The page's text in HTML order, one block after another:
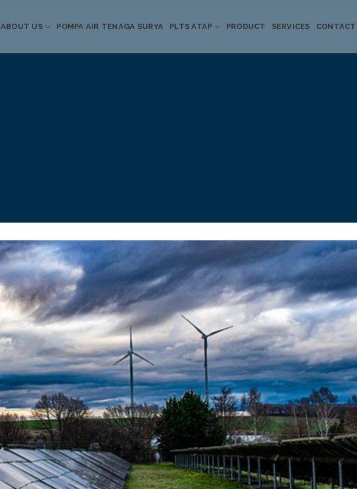
ABOUT US POMPA AIR TENAGA SURYA PLTS ATAP PRODUCT SERVICES CONTACT
Informasi Terkini